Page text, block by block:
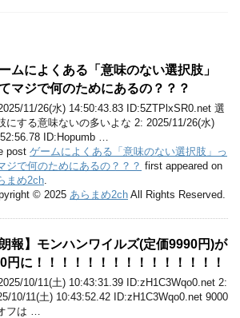
ムによくある「意味のない選択肢」
マジで何のためにあるの？？？
11/26(水) 14:50:43.83 ID:5ZTPlxSR0.net 選
にする意味ないの多いよな 2: 2025/11/26(水)
ID:Hopumb …
post ゲームによくある「意味のない選択肢」っ
ジで何のためにあるの？？？ first appeared on
まめ2ch
© 2025 あらまめ2ch All Rights Reserved.
朗報】モンハンワイルズ(定価9990円)が
円に！！！！！！！！！！！！！！！
10/11(土) 10:43:31.39 ID:zH1C3Wqo0.net 2:
10/11(土) 10:43:52.42 ID:zH1C3Wqo0.net 9000
フは …